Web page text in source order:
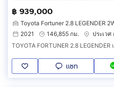
฿ 939,000
Toyota Fortuner 2.8 LEGENDER
2021
146,855 กม.
ประเวศ
TOYOTA FORTUNER 2.8
แชท